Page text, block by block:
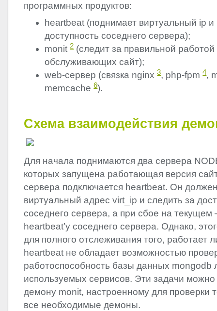
программных продуктов:
heartbeat (поднимает виртуальный ip и
доступность соседнего сервера);
monit2(следит за правильной
обслуживающих сайт);
web-сервер (связка nginx3, php-fpm4,
memcache6).
Схема взаимодействия
Для начала поднимаются два сервера
которых запущена работающая версия
сервера подключается heartbeat. Он
виртуальный адрес virt_ip и следить за
соседнего сервера, а при сбое на текущем
heartbeat’у соседнего сервера. Однако,
для полного отслеживания того, работает
heartbeat не обладает возможностью
работоспособность базы данных mongodb
используемых сервисов. Эти задачи можно
демону monit, настроенному для проверки
все необходимые демоны.